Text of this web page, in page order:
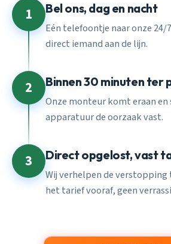
1 Bel ons, dag en nacht
Eén telefoontje naar onze
direct iemand aan de lijn.
2 Binnen 30 minuten ter
Onze monteur komt eraan
apparatuur de oorzaak vast.
3 Direct opgelost, vast
Wij verhelpen de
het tarief vooraf, geen